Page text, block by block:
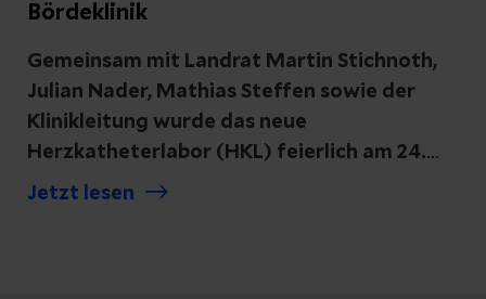
Bördeklinik
Gemeinsam mit Landrat Martin Stichnoth,
Julian Nader, Mathias Steffen sowie der
Klinikleitung wurde das neue
Herzkatheterlabor (HKL) feierlich am 24.
Februar in eingeweiht. Damit setzt die
Jetzt lesen